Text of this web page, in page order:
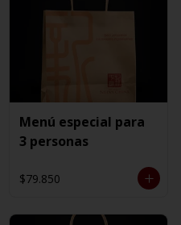
Menú especial para
3 personas
$79.850